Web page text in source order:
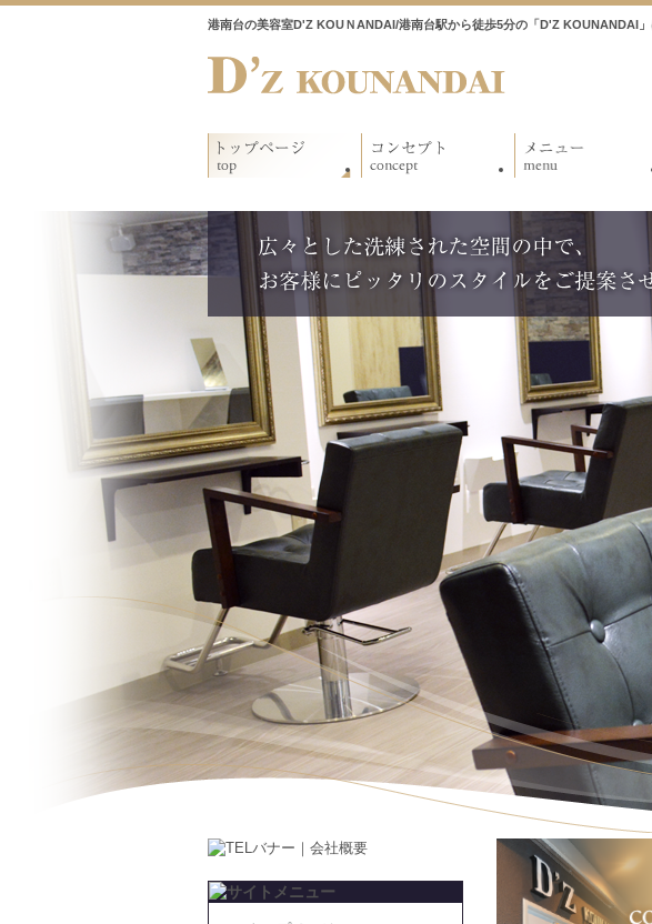
港南台の美容室D'Z KOUＮANDAI/港南台駅から徒歩5分の「D'Z KOUNANDAI